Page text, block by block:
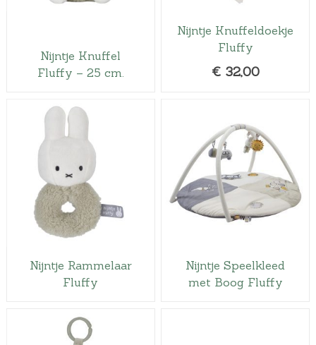
Nijntje Knuffel
Fluffy – 25 cm.
Nijntje Knuffeldoekje
Fluffy
€ 32,00
Nijntje Rammelaar
Fluffy
Nijntje Speelkleed
met Boog Fluffy